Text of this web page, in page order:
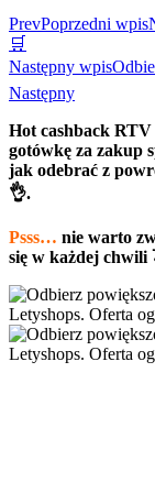
PrevPoprzedni wpis
🛒
Następny wpis
Następny
Hot cashback
gotówkę za zakup
jak odebrać z
👌.
Psss… nie warto
się w każdej chwili